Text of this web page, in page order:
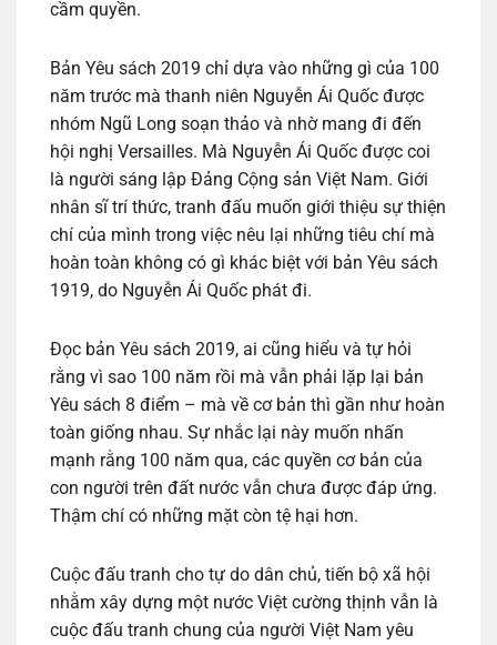
cầm quyền.
Bản Yêu sách 2019 chỉ dựa vào những gì của 100
năm trước mà thanh niên Nguyễn Ái Quốc được
nhóm Ngũ Long soạn thảo và nhờ mang đi đến
hội nghị Versailles. Mà Nguyễn Ái Quốc được coi
là người sáng lập Đảng Cộng sản Việt Nam. Giới
nhân sĩ trí thức, tranh đấu muốn giới thiệu sự thiện
chí của mình trong việc nêu lại những tiêu chí mà
hoàn toàn không có gì khác biệt với bản Yêu sách
1919, do Nguyễn Ái Quốc phát đi.
Đọc bản Yêu sách 2019, ai cũng hiểu và tự hỏi
rằng vì sao 100 năm rồi mà vẫn phải lặp lại bản
Yêu sách 8 điểm – mà về cơ bản thì gần như hoàn
toàn giống nhau. Sự nhắc lại này muốn nhấn
mạnh rằng 100 năm qua, các quyền cơ bản của
con người trên đất nước vẫn chưa được đáp ứng.
Thậm chí có những mặt còn tệ hại hơn.
Cuộc đấu tranh cho tự do dân chủ, tiến bộ xã hội
nhằm xây dựng một nước Việt cường thịnh vẫn là
cuộc đấu tranh chung của người Việt Nam yêu